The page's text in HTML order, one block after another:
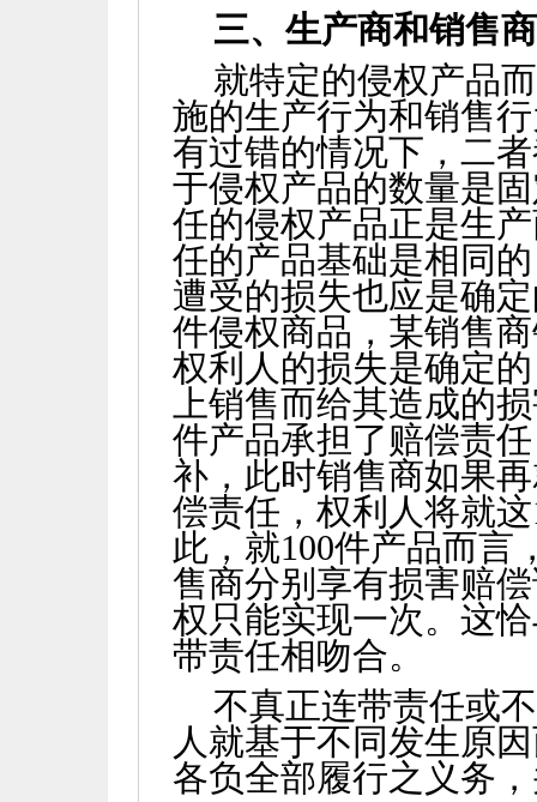
三、生产商和销售
就特定的侵权产品
施的生产行为和销售
有过错的情况下，二
于侵权产品的数量是
任的侵权产品正是生
任的产品基础是相同
遭受的损失也应是确
件侵权商品，某销售
权利人的损失是确定
上销售而给其造成的
件产品承担了赔偿责
补，此时销售商如果
偿责任，权利人将就这
此，就100件产品而言
售商分别享有损害赔
权只能实现一次。这
带责任相吻合。
不真正连带责任或
人就基于不同发生原
各负全部履行之义务